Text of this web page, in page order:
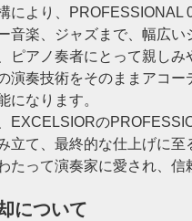
により、
音楽、ジャズまで、幅広い
ピアノ奏者にとって親し
演奏技術をそのままアコ
になります。
EXCELSIORの
立て、最終的な仕上げに
たって演奏家に愛され、信
について